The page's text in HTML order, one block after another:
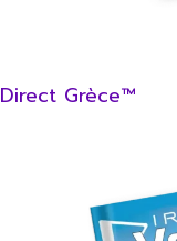
Direct Grèce™